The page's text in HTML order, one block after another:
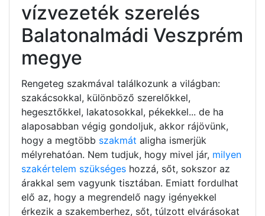
vízvezeték szerelés
Balatonalmádi Veszprém
megye
Rengeteg szakmával találkozunk a világban:
szakácsokkal, különböző szerelőkkel,
hegesztőkkel, lakatosokkal, pékekkel... de ha
alaposabban végig gondoljuk, akkor rájövünk,
hogy a megtöbb szakmát aligha ismerjük
mélyrehatóan. Nem tudjuk, hogy mivel jár, milyen
szakértelem szükséges hozzá, sőt, sokszor az
árakkal sem vagyunk tisztában. Emiatt fordulhat
elő az, hogy a megrendelő nagy igényekkel
érkezik a szakemberhez, sőt, túlzott elvárásokat